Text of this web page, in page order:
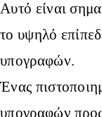
Αυτό είναι
το υψηλό
υπογραφών.
Ένας
υπογραφών